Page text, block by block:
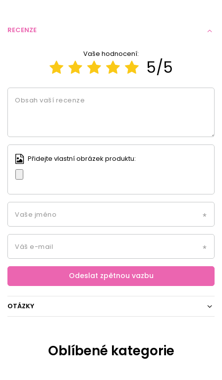
RECENZE
Vaše hodnocení:
5/5
Obsah vaší recenze
Přidejte vlastní obrázek produktu:
Vaše jméno
Váš e-mail
Odeslat zpětnou vazbu
OTÁZKY
Oblíbené kategorie